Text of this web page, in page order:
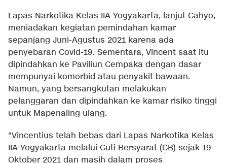
Lapas Narkotika Kelas IIA Yogyakarta, lanjut Cahyo,
meniadakan kegiatan pemindahan kamar
sepanjang Juni-Agustus 2021 karena ada
penyebaran Covid-19. Sementara, Vincent saat itu
dipindahkan ke Paviliun Cempaka dengan dasar
mempunyai komorbid atau penyakit bawaan.
Namun, yang bersangkutan melakukan
pelanggaran dan dipindahkan ke kamar risiko tinggi
untuk Mapenaling ulang.
"Vincentius telah bebas dari Lapas Narkotika Kelas
IIA Yogyakarta melalui Cuti Bersyarat (CB) sejak 19
Oktober 2021 dan masih dalam proses